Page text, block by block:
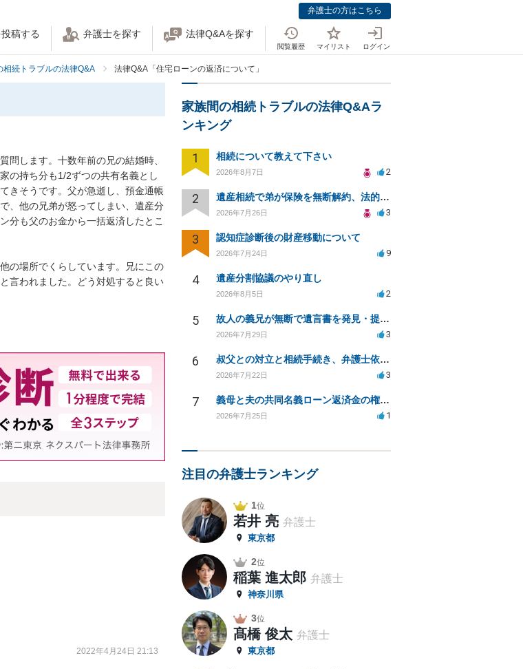
弁護士の方はこちら
稿する 弁護士を探す 法律Q&Aを探す
閲覧履歴 マイリスト ログイン
相続トラブルの法律Q&A 法律Q&A「住宅ローンの返済について」
問します。十数年前の兄の結婚時、
の持ち分も1/2ずつの共有名義とし
きそうです。父が急逝し、預金通帳
、他の兄弟が怒ってしまい、遺産分
分も父のお金から一括返済したとこ
の場所でくらしています。兄にこの
言われました。どう対処すると良い
2022年4月24日 21:13
家族間の相続トラブルの法律Q&Aラ
ンキング
1 相続について教えて下さい
2026年8月7日 2
2 遺産相続で弟が保険を無断解約、法的問題は？
2026年7月26日 3
3 認知症診断後の財産移動について
2026年7月24日 9
4 遺産分割協議のやり直し
2026年8月5日 2
5 故人の義兄が無断で遺言書を発見・提出、法的対処法は？
2026年7月29日 3
6 叔父との対立と相続手続き、弁護士依頼の方法は？
2026年7月22日 3
7 義母と夫の共同名義ローン返済金の権利について知りたい
2026年7月25日 1
注目の弁護士ランキング
1位
若井 亮 弁護士
東京都
2位
稲葉 進太郎 弁護士
神奈川県
3位
髙橋 俊太 弁護士
東京都